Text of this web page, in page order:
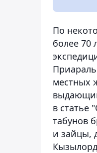
По
более 70
местных
в статье
табунов
и зайцы,